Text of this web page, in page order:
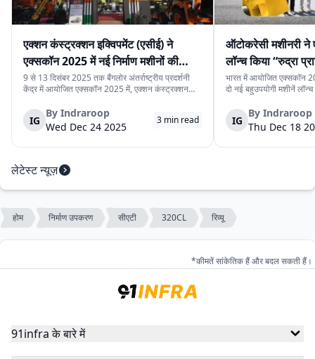
एक्शन कंस्ट्रक्शन इक्विपमेंट (एसीई) ने
एक्सकॉन 2025 में नई निर्माण मशीनों की
श्रृंखला पेश की
9 से 13 दिसंबर 2025 तक बैंगलोर अंतर्राष्ट्रीय प्रदर्शनी
केंद्र में आयोजित एक्सकॉन 2025 में, एक्शन कंस्ट्रक्शन
पेश की। यह नई मशीनें निर्माण स्थलों पर काम की गति, सुरक्षा
और संचालन को बेहतर बना...
IG
By Indraroop
Wed Dec 24 2025
3 min read
ऑटोकरेसी मशीनरी
लॉन्च किया “रुद्रा
प्राइम मिनी”
भारत में आयोजित एक्सकॉन
दो नई बहुउपयोगी मशीनें
प्रोजेक्ट, यूटिलिटी
बनाई गई हैं, जहाँ साइट...
IG
By Indraroop
Thu Dec 18
लेटेस्ट न्यूज़
होम निर्माण उपकरण सीएटी 320CL रिव्यू
*कीमतें सांकेतिक हैं और बदल सकती हैं।
91infra के बारे में